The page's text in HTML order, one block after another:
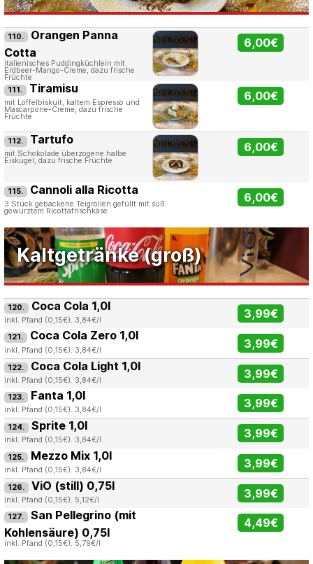
110. Orangen Panna
Cotta
italienisches Puddingküchlein mit
Erdbeer-Mango-Creme, dazu frische
Früchte
6,00€
111. Tiramisu
mit Löffelbiskuit, kaltem Espresso und
Mascarpone-Creme, dazu frische
Früchte
6,00€
112. Tartufo
mit Schokolade überzogene halbe
Eiskugel, dazu frische Früchte
6,00€
115. Cannoli alla Ricotta
3 Stück gebackene Teigrollen gefüllt mit süß
gewürztem Ricottafrischkäse
6,00€
Kaltgetränke (groß)
120. Coca Cola 1,0l
inkl. Pfand (0,15€). 3,84€/l 3,99€
121. Coca Cola Zero 1,0l
inkl. Pfand (0,15€). 3,84€/l 3,99€
122. Coca Cola Light 1,0l
inkl. Pfand (0,15€). 3,84€/l 3,99€
123. Fanta 1,0l
inkl. Pfand (0,15€). 3,84€/l 3,99€
124. Sprite 1,0l
inkl. Pfand (0,15€). 3,84€/l 3,99€
125. Mezzo Mix 1,0l
inkl. Pfand (0,15€). 3,84€/l 3,99€
126. ViO (still) 0,75l
inkl. Pfand (0,15€). 5,12€/l 3,99€
127. San Pellegrino (mit
Kohlensäure) 0,75l
inkl. Pfand (0,15€). 5,79€/l
4,49€